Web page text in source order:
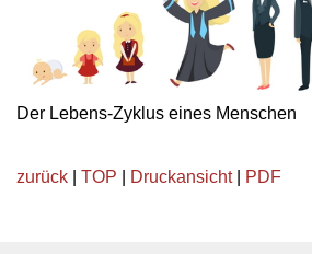
Der Lebens-Zyklus eines Menschen
zurück TOP Druckansicht| PDF